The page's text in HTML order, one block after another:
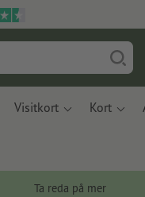
Visitkort Kort
Ta reda på mer